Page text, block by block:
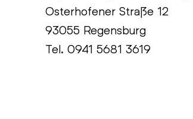
Osterhofener Straße 12
93055 Regensburg
Tel.0941 5681 3619